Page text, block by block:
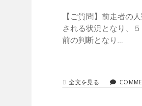
【ご質問】前走者の
される状況となり、
前の判断となり…
全文を見る